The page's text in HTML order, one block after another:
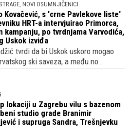
NOVI OSUMNJIČENICI
Kovačević, s 'crne Pavlekove liste'
HRT-a intervjuirao Primorca,
kampanju, po tvrdnjama Varvodića,
Uskok izviđa
tvrdi da bi Uskok uskoro mogao
ski saveza, a među no..
lokaciji u Zagrebu vilu s bazenom
studio grade Branimir
i supruga Sandra, Trešnjevku